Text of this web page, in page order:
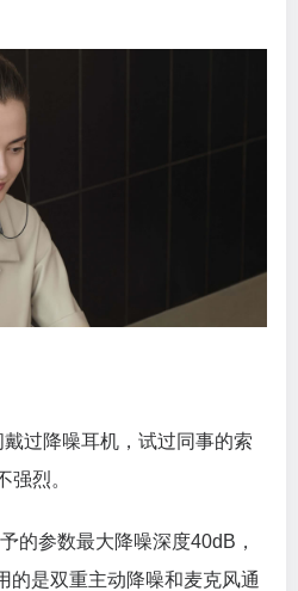
过降噪耳机，试过同事的索
强烈。
的参数最大降噪深度40dB，
的是双重主动降噪和麦克风通